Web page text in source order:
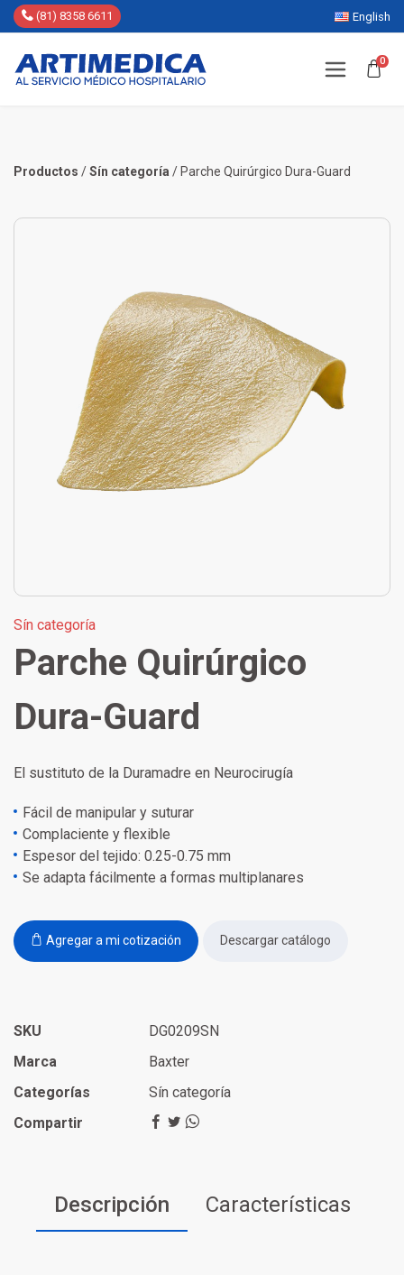
(81) 8358 6611 English
0
Productos /Sín categoría / Parche Quirúrgico Dura-Guard
Sín categoría
Parche Quirúrgico
Dura-Guard
El sustituto de la Duramadre en Neurocirugía
Fácil de manipular y suturar
Complaciente y flexible
Espesor del tejido: 0.25-0.75 mm
Se adapta fácilmente a formas multiplanares
Agregar a mi cotización Descargar catálogo
SKU
DG0209SN
Marca
Baxter
Categorías
Sín categoría
Compartir
Descripción Características